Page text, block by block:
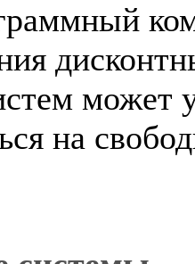
может
на